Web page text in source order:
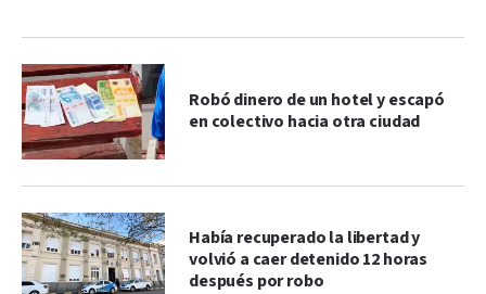
Robó dinero de un hotel y escapó
en colectivo hacia otra ciudad
Había recuperado la libertad y
volvió a caer detenido 12 horas
después por robo